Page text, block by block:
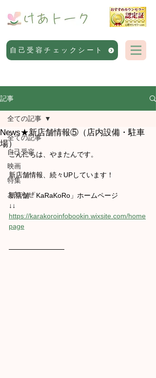
自己受容チェックシート
記事
全ての記事
自己受容
映画
特集
お知らせ
全ての記事
News★新店舗情報⑤（店内設備・駐車
場）
こんにちは、やまたんです。
新店舗情報、続々UPしています！
新店舗「KaRaKoRo」ホームページ
↓↓
https://karakoroinfobookin.wixsite.com/home
page